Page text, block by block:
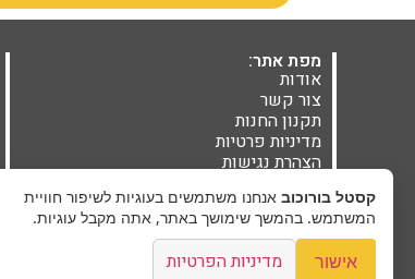
מפת אתר:
אודות
צור קשר
תקנון החנות
מדיניות פרטיות
הצהרת נגישות
קסטל בורוכוב אנחנו משתמשים בעוגיות לשיפור חוויית
המשתמש. בהמשך שימושך באתר, אתה מקבל עוגיות.
אישור מדיניות הפרטיות